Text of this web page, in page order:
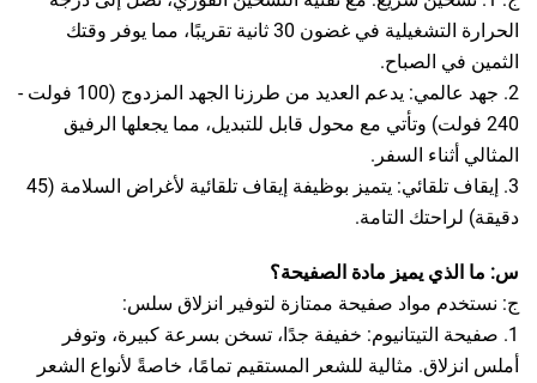
الحرارة التشغيلية في غضون 30 ثانية تقريبًا، مما يوفر وقتك
الثمين في الصباح.
2. جهد عالمي: يدعم العديد من طرزنا الجهد المزدوج (100 فولت -
240 فولت) وتأتي مع محول قابل للتبديل، مما يجعلها الرفيق
المثالي أثناء السفر.
3. إيقاف تلقائي: يتميز بوظيفة إيقاف تلقائية لأغراض السلامة (45
دقيقة) لراحتك التامة.
س: ما الذي يميز مادة الصفيحة؟
ج: نستخدم مواد صفيحة ممتازة لتوفير انزلاق سلس:
1. صفيحة التيتانيوم: خفيفة جدًا، تسخن بسرعة كبيرة، وتوفر
أملس انزلاق. مثالية للشعر المستقيم تمامًا، خاصةً لأنواع الشعر